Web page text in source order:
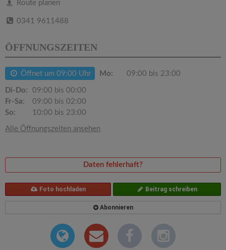
Route planen
0341 9611488
ÖFFNUNGSZEITEN
Öffnet um 09:00 Uhr Mo: 09:00 bis 23:00
Di-Do:
09:00 bis 00:00
Fr-Sa:
09:00 bis 02:00
So:
10:00 bis 23:00
Alle Öffnungszeiten ansehen
Daten fehlerhaft?
Foto hochladen Beitrag schreiben
Abonnieren
g
t